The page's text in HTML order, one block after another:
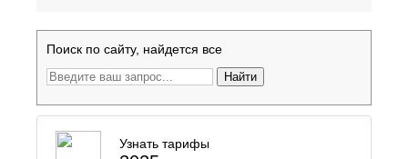
Поиск по сайту, найдется все
Найти
Узнать тарифы